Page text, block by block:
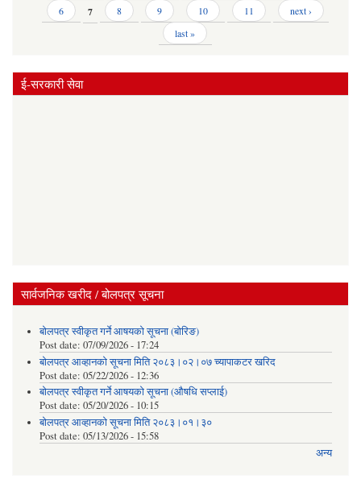
6
7 8 9 10 11
next ›
last »
ई-सरकारी सेवा
सार्वजनिक खरीद / बोलपत्र सूचना
बोलपत्र स्वीकृत गर्ने आषयको सूचना (बोरिङ)
Post date: 07/09/2026 - 17:24
बोलपत्र आव्हानको सूचना मिति २०८३।०२।०७ च्यापाकटर खरिद
Post date: 05/22/2026 - 12:36
बोलपत्र स्वीकृत गर्ने आषयको सूचना (औषधि सप्लाई)
Post date: 05/20/2026 - 10:15
बोलपत्र आव्हानको सूचना मिति २०८३।०१।३०
Post date: 05/13/2026 - 15:58
अन्य